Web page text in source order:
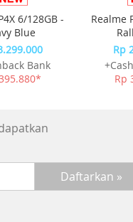
Padlock
Padlock
menggunakan
6/128GB -
Blue
Bank
Realme
Rp
Rp